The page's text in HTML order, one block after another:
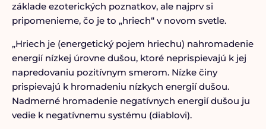
základe ezoterických poznatkov, ale najprv si
pripomenieme, čo je to „hriech“ v novom svetle.
„Hriech je (energetický pojem hriechu) nahromadenie
energií nízkej úrovne dušou, ktoré neprispievajú k jej
napredovaniu pozitívnym smerom. Nízke činy
prispievajú k hromadeniu nízkych energií dušou.
Nadmerné hromadenie negatívnych energií dušou ju
vedie k negatívnemu systému (diablovi).